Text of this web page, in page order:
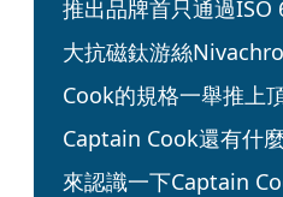
推出品牌首只通過ISO
大抗磁鈦游絲
Cook的規格一舉推上
Captain Cook還有什
來認識一下Captain